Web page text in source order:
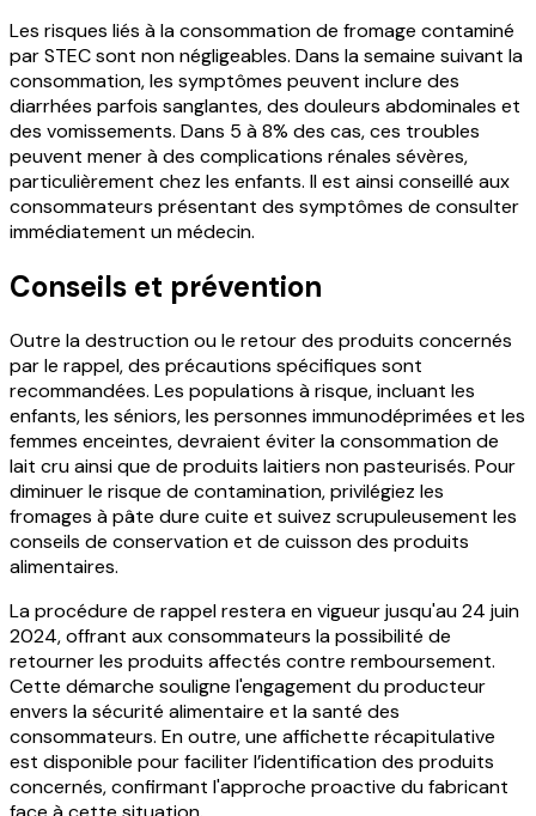
Les risques liés à la consommation de fromage contaminé
par STEC sont non négligeables. Dans la semaine suivant la
consommation, les symptômes peuvent inclure des
diarrhées parfois sanglantes, des douleurs abdominales et
des vomissements. Dans 5 à 8% des cas, ces troubles
peuvent mener à des complications rénales sévères,
particulièrement chez les enfants. Il est ainsi conseillé aux
consommateurs présentant des symptômes de consulter
immédiatement un médecin.
Conseils et prévention
Outre la destruction ou le retour des produits concernés
par le rappel, des précautions spécifiques sont
recommandées. Les populations à risque, incluant les
enfants, les séniors, les personnes immunodéprimées et les
femmes enceintes, devraient éviter la consommation de
lait cru ainsi que de produits laitiers non pasteurisés. Pour
diminuer le risque de contamination, privilégiez les
fromages à pâte dure cuite et suivez scrupuleusement les
conseils de conservation et de cuisson des produits
alimentaires.
La procédure de rappel restera en vigueur jusqu'au 24 juin
2024, offrant aux consommateurs la possibilité de
retourner les produits affectés contre remboursement.
Cette démarche souligne l'engagement du producteur
envers la sécurité alimentaire et la santé des
consommateurs. En outre, une affichette récapitulative
est disponible pour faciliter l’identification des produits
concernés, confirmant l'approche proactive du fabricant